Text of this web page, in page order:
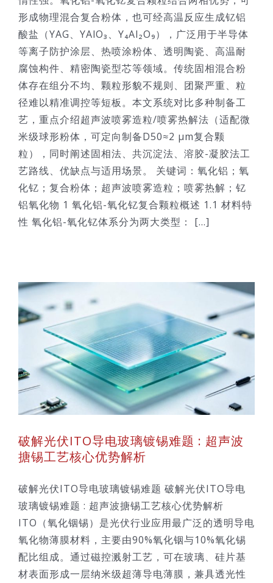
形成物理混合复合粉体，也可经高温反应生成钇铝
酸盐（YAG、YAlO₃、Y₄Al₂O₉），广泛用于半导体
等离子防护涂层、热喷涂粉体、透明陶瓷、高温耐
腐蚀构件、精密陶瓷型芯等领域。传统固相混合粉
体存在组分不均、颗粒形貌不规则、团聚严重、粒
径难以精准调控等短板。本文系统对比多种制备工
艺，重点介绍超声波喷雾造粒/喷雾热解法（适配微
米级球形粉体，可定向制备D50≈2 μm复合颗
粒），同时阐述固相法、共沉淀法、溶胶-凝胶法工
艺路线、优缺点与适用场景。 关键词：氧化铝；氧
化钇；复合粉体；超声波喷雾造粒；喷雾热解；钇
铝氧化物 1 氧化铝-氧化钇复合颗粒概述 1.1 材料特
性 氧化铝-氧化钇体系分为两大类型： [...]
破解光伏ITO导电玻璃镀锡难题 : 超声波
搪锡工艺核心优势解析
破解光伏ITO导电玻璃镀锡难题 破解光伏ITO导电
玻璃镀锡难题 : 超声波搪锡工艺核心优势解析
ITO（氧化铟锡）是光伏行业应用最广泛的透明导电
氧化物薄膜材料，主要由90%氧化铟与10%氧化锡
配比组成。通过磁控溅射工艺，可在玻璃、硅片基
材表面形成一层纳米级超薄导电薄膜，兼具透光性